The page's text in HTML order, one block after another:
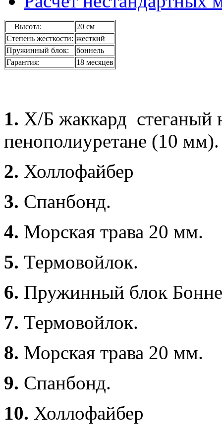
Высота:
20 см
Степень жесткости: жесткий
Пружинный блок:
боннель
Гарантия:
18 месяцев
1. Х/Б жаккард стеганый
пенополиуретане (10 мм).
2. Холлофайбер
3. Спанбонд.
4. Морская трава 20 мм.
5. Термовойлок.
6. Пружинный блок
7. Термовойлок.
8. Морская трава 20 мм.
9. Спанбонд.
10. Холлофайбер